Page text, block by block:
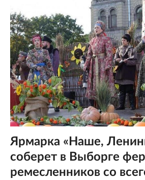
Ярмарка «Наше,
соберет в Выборге
ремесленников со